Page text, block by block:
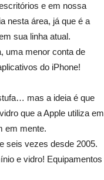
e em nossa
nesta área, já que é a
sua linha atual.
uma menor conta de
do iPhone!
mas a ideia é que
que a Apple utiliza em
em mente.
seis vezes desde 2005.
e vidro! Equipamentos